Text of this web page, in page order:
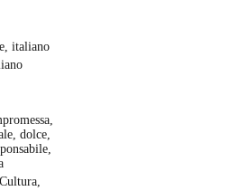
italiano
dolce,